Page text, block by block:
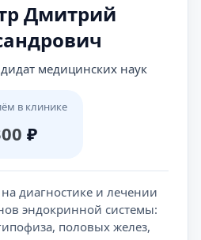
Дмитрий
медицинских наук
в клинике
₽
диагностике и лечении
эндокринной системы:
половых желез,